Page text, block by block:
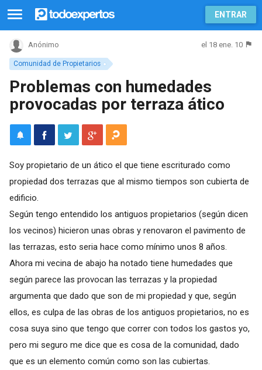
ENTRAR
Comunidad de Propietarios
Anónimo el 18 ene. 10
Problemas con humedades
provocadas por terraza ático
Soy propietario de un ático el que tiene escriturado como
propiedad dos terrazas que al mismo tiempos son cubierta de
edificio.
Según tengo entendido los antiguos propietarios (según dicen
los vecinos) hicieron unas obras y renovaron el pavimento de
las terrazas, esto seria hace como mínimo unos 8 años.
Ahora mi vecina de abajo ha notado tiene humedades que
según parece las provocan las terrazas y la propiedad
argumenta que dado que son de mi propiedad y que, según
ellos, es culpa de las obras de los antiguos propietarios, no es
cosa suya sino que tengo que correr con todos los gastos yo,
pero mi seguro me dice que es cosa de la comunidad, dado
que es un elemento común como son las cubiertas.